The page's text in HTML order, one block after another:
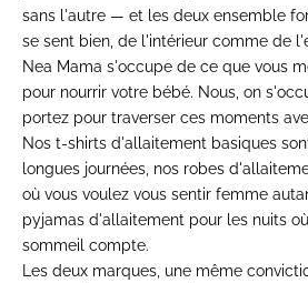
sans l'autre — et les deux ensemble
se sent bien, de l'intérieur comme de
Nea Mama s'occupe de ce que vous
pour nourrir votre bébé. Nous, on
portez pour traverser ces moments
Nos t-shirts d'allaitement basiques
longues journées, nos robes
où vous voulez vous sentir femme
pyjamas d'allaitement pour les nuits
sommeil compte.
Les deux marques, une même